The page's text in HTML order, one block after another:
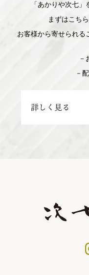
「あかりや次七
まずはこち
お客様から寄せられる
－
－
詳しく見る